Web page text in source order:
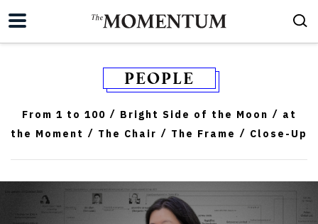
PEOPLE
From 1 to 100 / Bright Side of the Moon /
at
the Moment
/ The Chair / The Frame / Close-Up